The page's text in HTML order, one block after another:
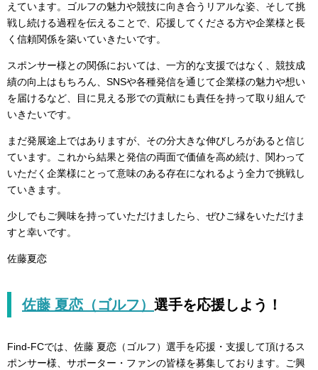
えています。ゴルフの魅力や競技に向き合うリアルな姿、そして挑
戦し続ける過程を伝えることで、応援してくださる方や企業様と長
く信頼関係を築いていきたいです。
スポンサー様との関係においては、一方的な支援ではなく、競技成
績の向上はもちろん、SNSや各種発信を通じて企業様の魅力や想い
を届けるなど、目に見える形での貢献にも責任を持って取り組んで
いきたいです。
まだ発展途上ではありますが、その分大きな伸びしろがあると信じ
ています。これから結果と発信の両面で価値を高め続け、関わって
いただく企業様にとって意味のある存在になれるよう全力で挑戦し
ていきます。
少しでもご興味を持っていただけましたら、ぜひご縁をいただけま
すと幸いです。
佐藤夏恋
佐藤 夏恋（ゴルフ） 選手を応援しよう！
Find-FCでは、佐藤 夏恋（ゴルフ）選手を応援・支援して頂けるス
ポンサー様、サポーター・ファンの皆様を募集しております。ご興